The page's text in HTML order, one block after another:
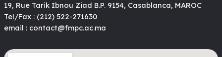
19, Rue Tarik Ibnou Ziad B.P. 9154, Casablanca, MAROC
Tel/Fax : (212) 522-271630
email : contact@fmpc.ac.ma